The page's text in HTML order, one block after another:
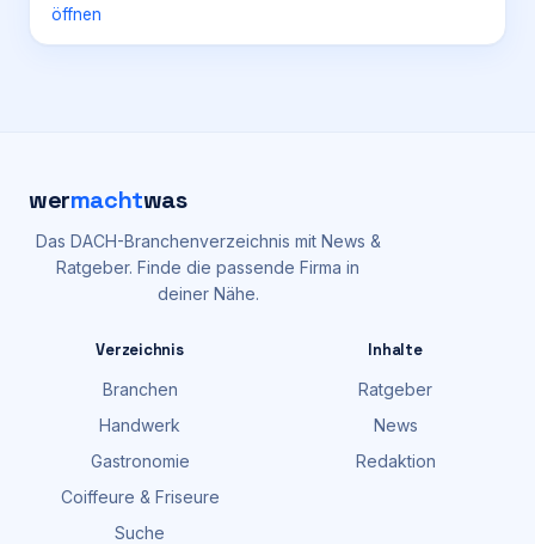
öffnen
wermachtwas
Das DACH-Branchenverzeichnis mit News &
Ratgeber. Finde die passende Firma in
deiner Nähe.
Verzeichnis
Branchen
Handwerk
Gastronomie
Coiffeure & Friseure
Suche
Inhalte
Ratgeber
News
Redaktion